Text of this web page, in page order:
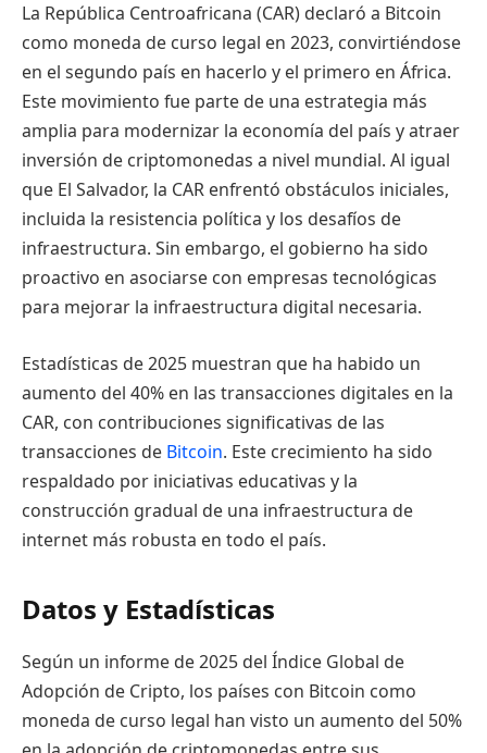
La República Centroafricana (CAR) declaró a Bitcoin
como moneda de curso legal en 2023, convirtiéndose
en el segundo país en hacerlo y el primero en África.
Este movimiento fue parte de una estrategia más
amplia para modernizar la economía del país y atraer
inversión de criptomonedas a nivel mundial. Al igual
que El Salvador, la CAR enfrentó obstáculos iniciales,
incluida la resistencia política y los desafíos de
infraestructura. Sin embargo, el gobierno ha sido
proactivo en asociarse con empresas tecnológicas
para mejorar la infraestructura digital necesaria.
Estadísticas de 2025 muestran que ha habido un
aumento del 40% en las transacciones digitales en la
CAR, con contribuciones significativas de las
transacciones de Bitcoin. Este crecimiento ha sido
respaldado por iniciativas educativas y la
construcción gradual de una infraestructura de
internet más robusta en todo el país.
Datos y Estadísticas
Según un informe de 2025 del Índice Global de
Adopción de Cripto, los países con Bitcoin como
moneda de curso legal han visto un aumento del 50%